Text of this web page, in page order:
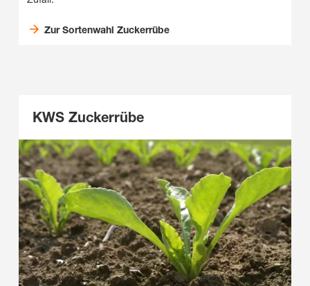
Zur Sortenwahl Zuckerrübe
KWS Zuckerrübe